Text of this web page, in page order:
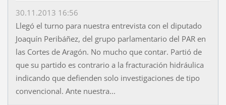
30.11.2013 16:56
Llegó el turno para nuestra entrevista con el diputado
Joaquín Peribáñez, del grupo parlamentario del PAR en
las Cortes de Aragón. No mucho que contar. Partió de
que su partido es contrario a la fracturación hidráulica
indicando que defienden solo investigaciones de tipo
convencional. Ante nuestra...